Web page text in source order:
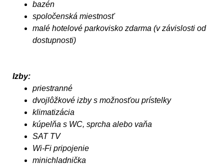
bazén
spoločenská miestnosť
malé hotelové parkovisko zdarma (v závislosti od
dostupnosti)
Izby:
priestranné
dvojlôžkové izby s možnosťou prístelky
klimatizácia
kúpelňa s WC, sprcha alebo vaňa
SAT TV
Wi-Fi pripojenie
minichladnička